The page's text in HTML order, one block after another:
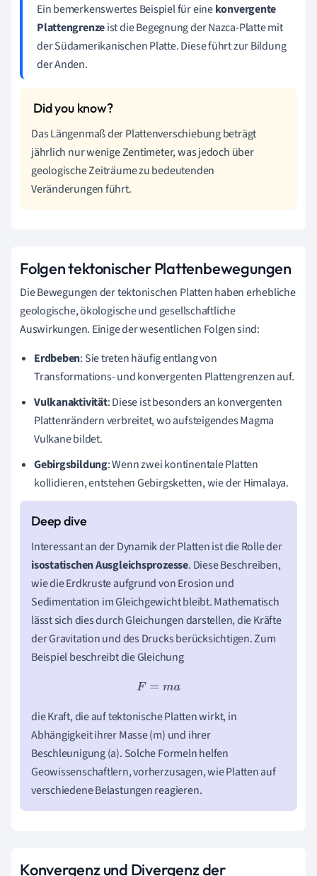
Ein bemerkenswertes Beispiel für einekonvergente
Plattengrenzeist die Begegnung der Nazca-Platte mit
der Südamerikanischen Platte. Diese führt zur Bildung
der Anden.
Das Längenmaß der Plattenverschiebung beträgt
jährlich nur wenige Zentimeter, was jedoch über
geologische Zeiträume zu bedeutenden
Veränderungen führt.
Folgen tektonischer Plattenbewegungen
Die Bewegungen der tektonischen Platten haben erhebliche
geologische, ökologische und gesellschaftliche
Auswirkungen. Einige der wesentlichen Folgen sind:
Erdbeben: Sie treten häufig entlang von
Transformations- und konvergenten Plattengrenzen auf.
Vulkanaktivität: Diese ist besonders an konvergenten
Plattenrändern verbreitet, wo aufsteigendes Magma
Vulkane bildet.
Gebirgsbildung: Wenn zwei kontinentale Platten
kollidieren, entstehen Gebirgsketten, wie der Himalaya.
Interessant an der Dynamik der Platten ist die Rolle der
isostatischen Ausgleichsprozesse. Diese Beschreiben,
wie die Erdkruste aufgrund von Erosion und
Sedimentation im Gleichgewicht bleibt. Mathematisch
lässt sich dies durch Gleichungen darstellen, die Kräfte
der Gravitation und des Drucks berücksichtigen. Zum
Beispiel beschreibt die Gleichung
F=ma
die Kraft, die auf tektonische Platten wirkt, in
Abhängigkeit ihrer Masse (m) und ihrer
Beschleunigung (a). Solche Formeln helfen
Geowissenschaftlern, vorherzusagen, wie Platten auf
verschiedene Belastungen reagieren.
Konvergenz und Divergenz der